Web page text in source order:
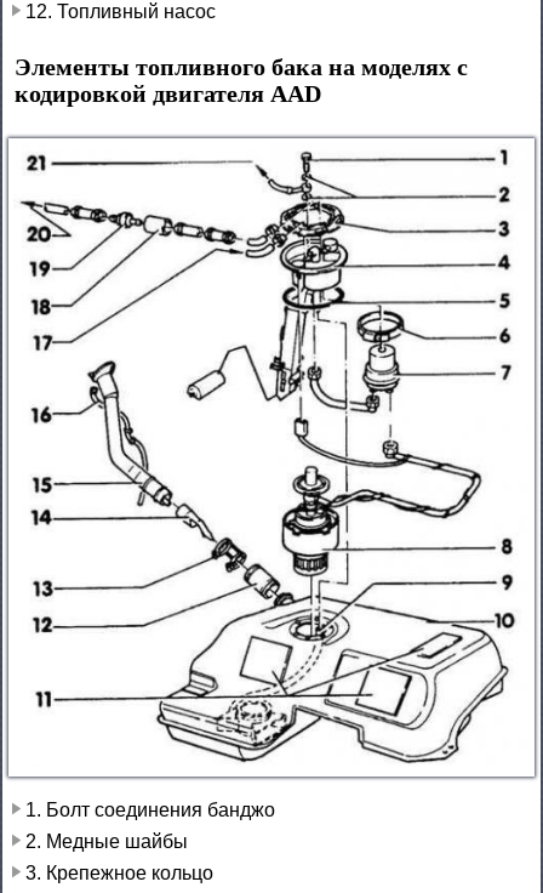
12. Топливный насос
Элементы топливного бака на моделях с
кодировкой двигателя AAD
1. Болт соединения банджо
2. Медные шайбы
3. Крепежное кольцо